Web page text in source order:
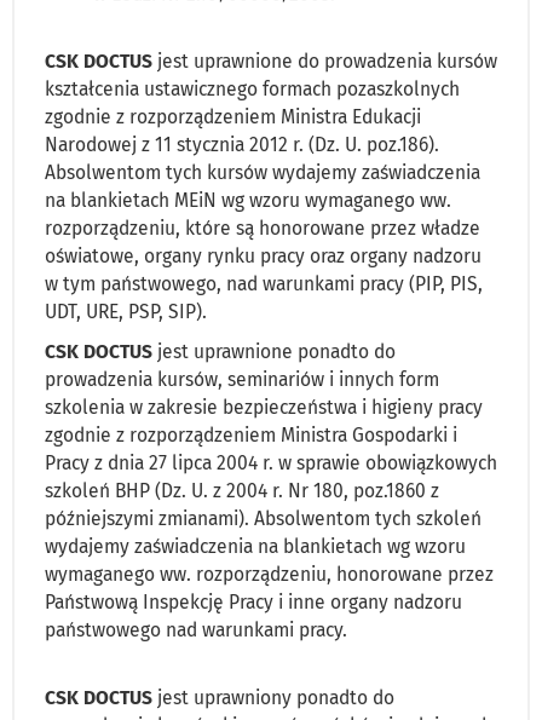
CSK DOCTUS jest uprawnione do prowadzenia kursów
kształcenia ustawicznego formach pozaszkolnych
zgodnie z rozporządzeniem Ministra Edukacji
Narodowej z 11 stycznia 2012 r. (Dz. U. poz.186).
Absolwentom tych kursów wydajemy zaświadczenia
na blankietach MEiN wg wzoru wymaganego ww.
rozporządzeniu, które są honorowane przez władze
oświatowe, organy rynku pracy oraz organy nadzoru
w tym państwowego, nad warunkami pracy (PIP, PIS,
UDT, URE, PSP, SIP).
CSK DOCTUS jest uprawnione ponadto do
prowadzenia kursów, seminariów i innych form
szkolenia w zakresie bezpieczeństwa i higieny pracy
zgodnie z rozporządzeniem Ministra Gospodarki i
Pracy z dnia 27 lipca 2004 r. w sprawie obowiązkowych
szkoleń BHP (Dz. U. z 2004 r. Nr 180, poz.1860 z
późniejszymi zmianami). Absolwentom tych szkoleń
wydajemy zaświadczenia na blankietach wg wzoru
wymaganego ww. rozporządzeniu, honorowane przez
Państwową Inspekcję Pracy i inne organy nadzoru
państwowego nad warunkami pracy.
CSK DOCTUS jest uprawniony ponadto do